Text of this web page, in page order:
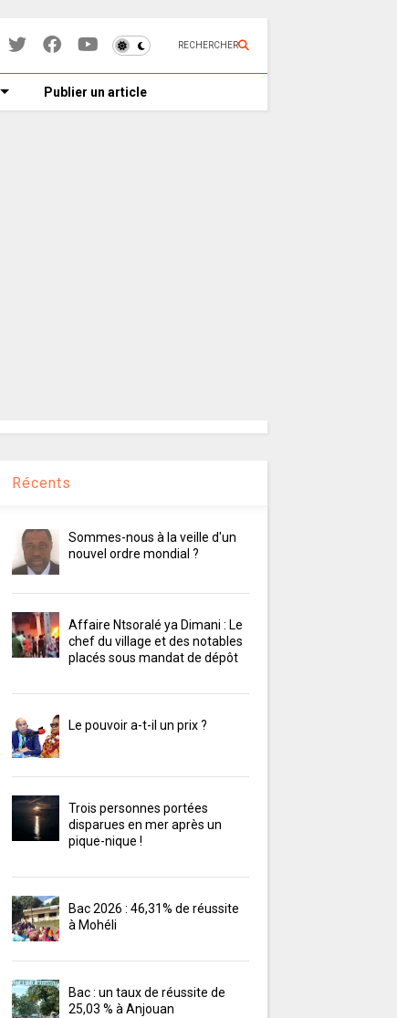
RECHERCHER
Publier un article
Récents
Sommes-nous à la veille d'un
nouvel ordre mondial ?
Affaire Ntsoralé ya Dimani : Le
chef du village et des notables
placés sous mandat de dépôt
Le pouvoir a-t-il un prix ?
Trois personnes portées
disparues en mer après un
pique-nique !
Bac 2026 : 46,31% de réussite
à Mohéli
Bac : un taux de réussite de
25,03 % à Anjouan